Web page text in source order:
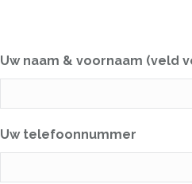
Uw naam & voornaam (veld
Uw telefoonnummer